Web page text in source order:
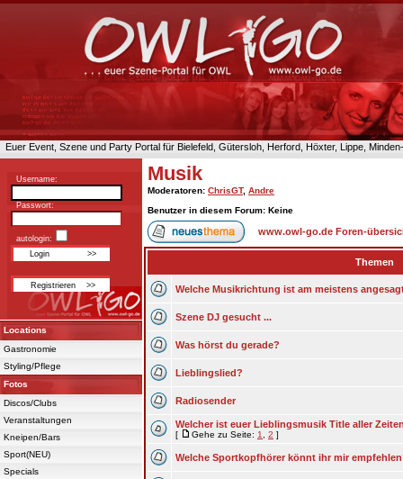
Euer Event, Szene und Party Portal für Bielefeld, Gütersloh, Herford, Höxter, Lippe,
Username:
Passwort:
autologin:
Locations
Gastronomie
Styling/Pflege
Fotos
Discos/Clubs
Veranstaltungen
Kneipen/Bars
Sport(NEU)
Specials
Musik
Moderatoren: ChrisGT, Andre
Benutzer in diesem Forum: Keine
www.owl-go.de Foren-
Themen
Welche Musikrichtung ist am meistens
Szene DJ gesucht ...
Was hörst du gerade?
Lieblingslied?
Radiosender
Welcher ist euer Lieblingsmusik Title aller
[ Gehe zu Seite: 1 2 ]
Welche Sportkopfhörer könnt ihr mir